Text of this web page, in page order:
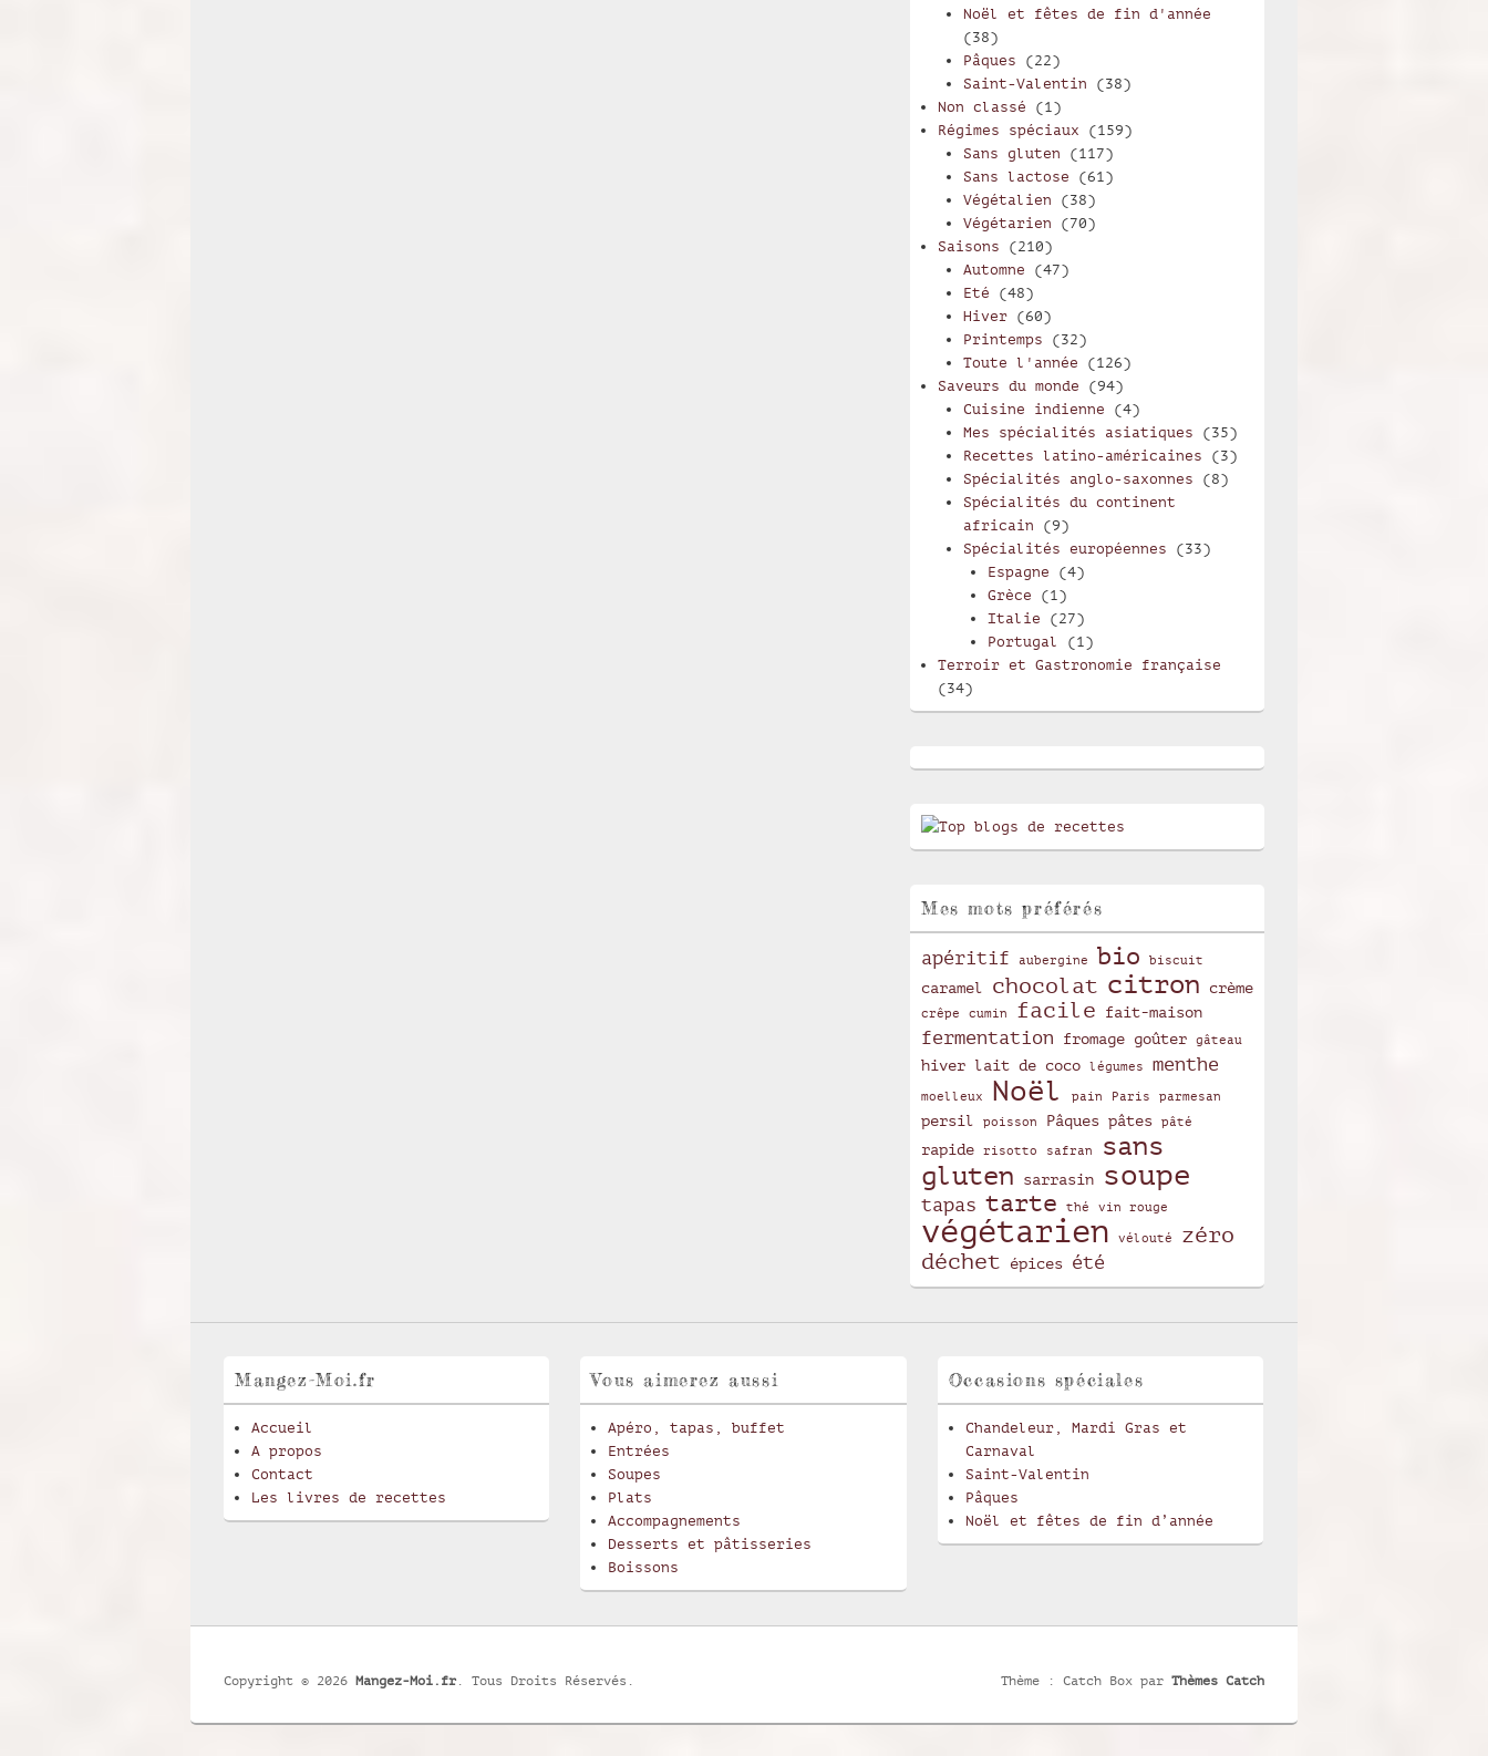
Noël et fêtes de fin d'année
(38)
Pâques (22)
Saint-Valentin (38)
Non classé (1)
Régimes spéciaux (159)
Sans gluten (117)
Sans lactose (61)
Végétalien (38)
Végétarien (70)
Saisons (210)
Automne (47)
Eté (48)
Hiver(60)
Printemps (32)
Toute l'année (126)
Saveurs du monde (94)
Cuisine indienne (4)
Mes spécialités asiatiques (35)
Recettes latino-américaines (3)
Spécialités anglo-saxonnes (8)
Spécialités du continent
africain (9)
Spécialités européennes (33)
Espagne (4)
Grèce (1)
Italie (27)
Portugal
(1)
Terroir et Gastronomie française
(34)
Mes mots préférés
apéritif aubergine bio biscuit
caramel chocolat citron crème
crêpe cumin facile fait-maison
fermentation fromage goûter gâteau
hiver lait de coco légumes menthe
moelleux Noël pain Paris parmesan
persil poisson Pâques pâtes pâté
rapide risotto safran
sans
gluten
sarrasin soupe
tapas tarte thé vin rouge
végétarien vélouté
zéro
déchet
épices été
Mangez-Moi.fr
Accueil
A propos
Contact
Les livres de recettes
Vous aimerez aussi
Apéro, tapas, buffet
Entrées
Soupes
Plats
Accompagnements
Desserts et pâtisseries
Boissons
Occasions spéciales
Chandeleur, Mardi Gras et
Carnaval
Saint-Valentin
Pâques
Noël et fêtes de fin d’année
Copyright © 2026 Mangez-Moi.fr. Tous Droits Réservés. Thème : Catch Box par Thèmes Catch